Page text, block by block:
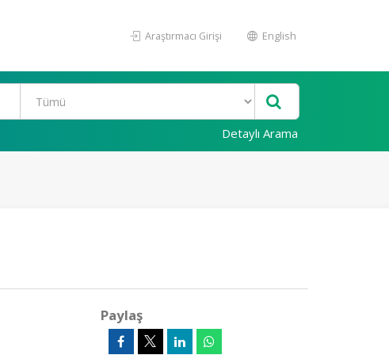
Araştırmacı Girişi English
Detaylı Arama
Paylaş